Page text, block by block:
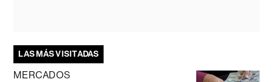
LAS MÁS VISITADAS
MERCADOS